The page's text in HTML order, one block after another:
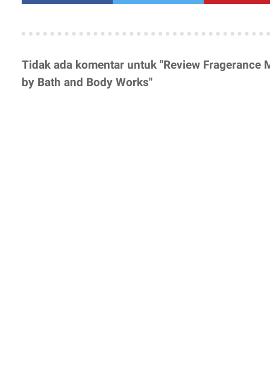
Tidak ada komentar untuk "Review Fragerance
by Bath and Body Works"